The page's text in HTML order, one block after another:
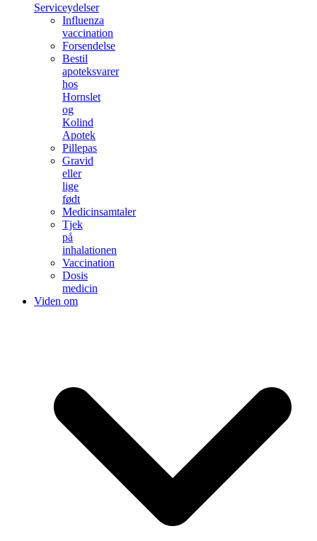
Serviceydelser
Influenza
vaccination
Forsendelse
Bestil
apoteksvarer
hos
Hornslet
og
Kolind
Apotek
Pillepas
Gravid
eller
lige
født
Medicinsamtaler
Tjek
på
inhalationen
Vaccination
Dosis
medicin
Viden om